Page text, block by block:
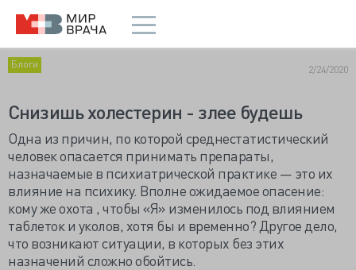
Блоги 2/24/2020
Снизишь холестерин - злее будешь
Одна из причин, по которой среднестатистический
человек опасается принимать препараты,
назначаемые в психиатрической практике — это их
влияние на психику. Вполне ожидаемое опасение:
кому же охота , чтобы «Я» изменилось под влиянием
таблеток и уколов, хотя бы и временно? Другое дело,
что возникают ситуации, в которых без этих
назначений сложно обойтись.